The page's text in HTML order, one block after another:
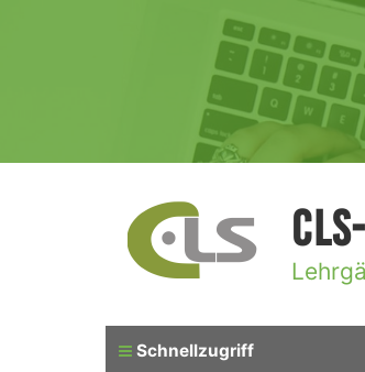
Schnellzugriff